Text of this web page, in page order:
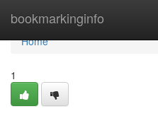
bookmarkinginfo
Home
Home
1